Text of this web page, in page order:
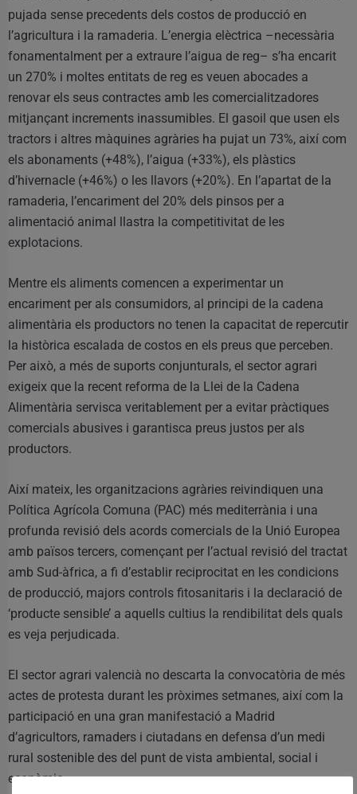
pujada sense precedents dels costos de producció en
l’agricultura i la ramaderia. L’energia elèctrica –necessària
fonamentalment per a extraure l’aigua de reg– s’ha encarit
un 270% i moltes entitats de reg es veuen abocades a
renovar els seus contractes amb les comercialitzadores
mitjançant increments inassumibles. El gasoil que usen els
tractors i altres màquines agràries ha pujat un 73%, així com
els abonaments (+48%), l’aigua (+33%), els plàstics
d’hivernacle (+46%) o les llavors (+20%). En l’apartat de la
ramaderia, l’encariment del 20% dels pinsos per a
alimentació animal llastra la competitivitat de les
explotacions.
Mentre els aliments comencen a experimentar un
encariment per als consumidors, al principi de la cadena
alimentària els productors no tenen la capacitat de repercutir
la històrica escalada de costos en els preus que perceben.
Per això, a més de suports conjunturals, el sector agrari
exigeix que la recent reforma de la Llei de la Cadena
Alimentària servisca veritablement per a evitar pràctiques
comercials abusives i garantisca preus justos per als
productors.
Així mateix, les organitzacions agràries reivindiquen una
Política Agrícola Comuna (PAC) més mediterrània i una
profunda revisió dels acords comercials de la Unió Europea
amb països tercers, començant per l’actual revisió del tractat
amb Sud-àfrica, a fi d’establir reciprocitat en les condicions
de producció, majors controls fitosanitaris i la declaració de
‘producte sensible’ a aquells cultius la rendibilitat dels quals
es veja perjudicada.
El sector agrari valencià no descarta la convocatòria de més
actes de protesta durant les pròximes setmanes, així com la
participació en una gran manifestació a Madrid
d’agricultors, ramaders i ciutadans en defensa d’un medi
rural sostenible des del punt de vista ambiental, social i
econòmic.